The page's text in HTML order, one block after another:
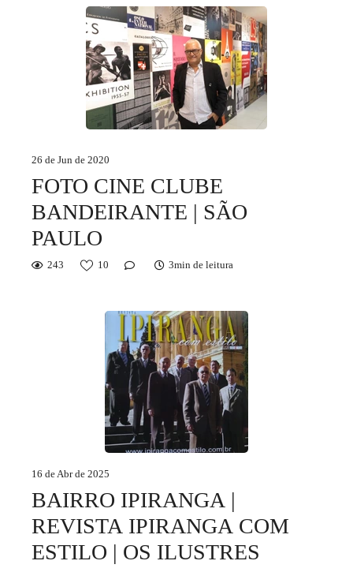
26 de Jun de 2020
FOTO CINE CLUBE
BANDEIRANTE | SÃO
PAULO
243 10 3min de leitura
16 de Abr de 2025
BAIRRO IPIRANGA |
REVISTA IPIRANGA COM
ESTILO | OS ILUSTRES